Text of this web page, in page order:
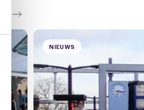
NIEUWS